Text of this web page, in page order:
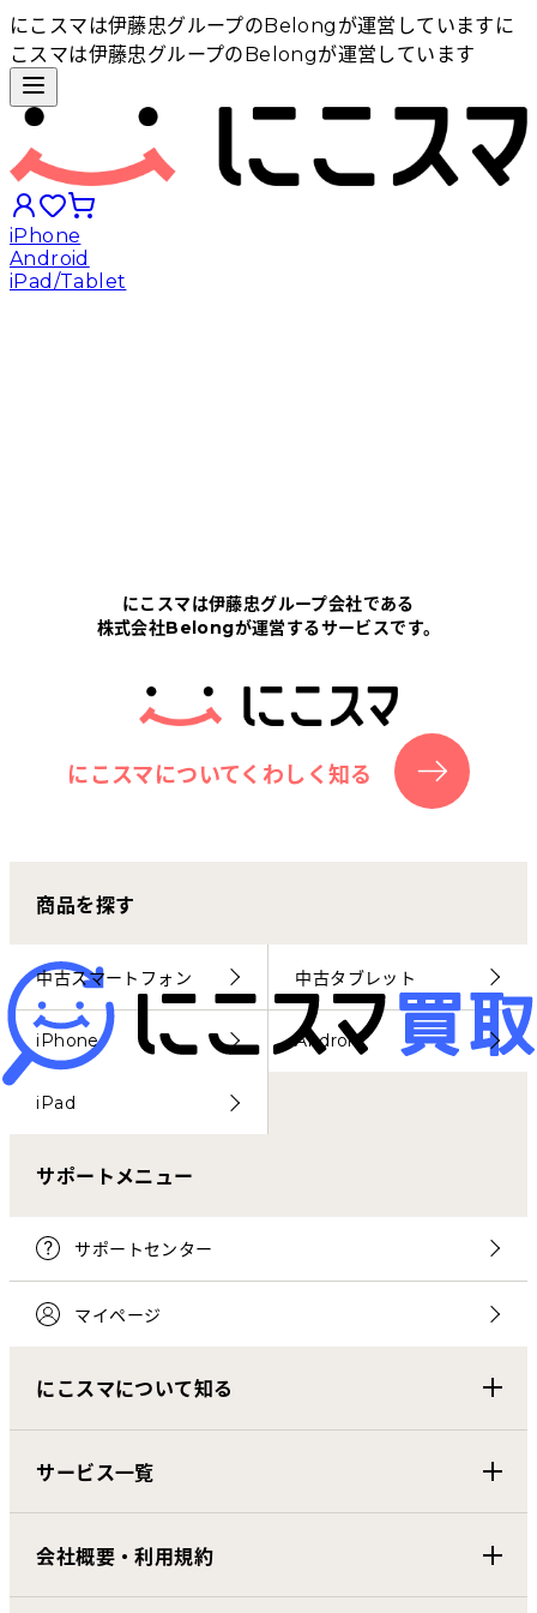
にこスマは伊藤忠グループのBelongが運営しています に
こスマは伊藤忠グループのBelongが運営しています
iPhone
Android
iPad/Tablet
にこスマについて
サポートセンター
お客さまの声
にこスマ通信
マイページ
にこスマは伊藤忠グループ会社である
株式会社Belongが運営するサービスです。
にこスマについてくわしく知る
商品を探す
中古スマートフォン 中古タブレット
iPhone Android
iPad
サポートメニュー
サポートセンター
マイページ
にこスマについて知る
サービス一覧
会社概要・利用規約